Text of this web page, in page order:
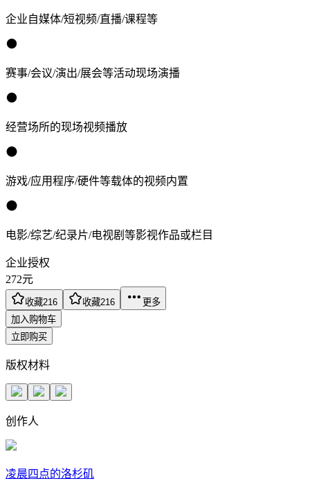
企业自媒体/短视频/直播/课程等
赛事/会议/演出/展会等活动现场演播
经营场所的现场视频播放
游戏/应用程序/硬件等载体的视频内置
电影/综艺/纪录片/电视剧等影视作品或栏目
企业授权
272元
收藏216 收藏216
更多
加入购物车
立即购买
版权材料
创作人
凌晨四点的洛杉矶